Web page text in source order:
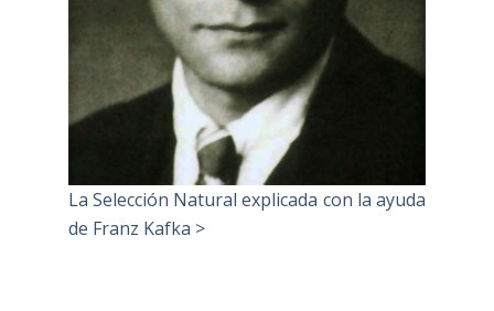
La Selección Natural explicada con la ayuda
de Franz Kafka >